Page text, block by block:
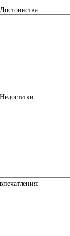
Достоинства:
Недостатки:
впечатления: